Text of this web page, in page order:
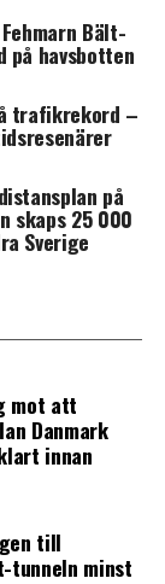
slut
Bält-
på havsbotten
trafikrekord –
på
skaps 25 000
Sverige
mot att
Danmark
innan
till
tunneln minst